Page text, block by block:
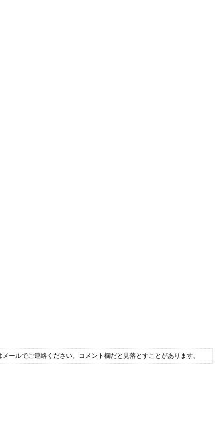
ールでご連絡ください。コメント欄だと見落とすことがあります。